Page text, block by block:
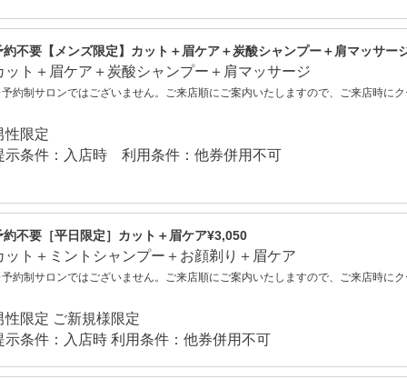
約不要【メンズ限定】カット＋眉ケア＋炭酸シャンプー＋肩マッサー
ット＋眉ケア＋炭酸シャンプー＋肩マッサージ
約制サロンではございません。ご来店順にご案内いたしますので、ご来店時にク
性限定
示条件：入店時 利用条件：他券併用不可
約不要［平日限定］カット＋眉ケア¥3,050
ット＋ミントシャンプー＋お顔剃り＋眉ケア
約制サロンではございません。ご来店順にご案内いたしますので、ご来店時にク
性限定 ご新規様限定
示条件：入店時 利用条件：他券併用不可